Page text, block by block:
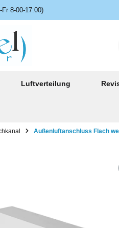
8-00-17:00)
Luftverteilung
Außenluftanschluss Flach